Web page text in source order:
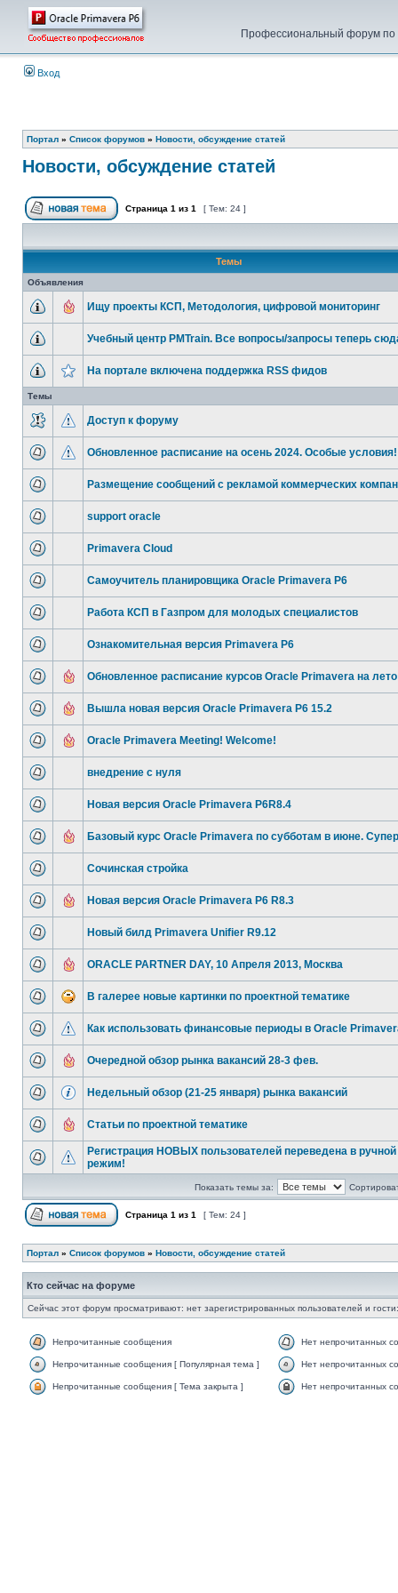
Профессиональный форум по
Вход
Портал » Список форумов » Новости, обсуждение статей
Новости, обсуждение статей
Страница 1 из 1 [ Тем: 24 ]
Темы
Объявления
Ищу проекты КСП, Методология, цифровой мониторинг
Учебный центр PMTrain. Все вопросы/запросы теперь
На портале включена поддержка RSS фидов
Темы
Доступ к форуму
Обновленное расписание на осень 2024. Особые условия!
Размещение сообщений с рекламой коммерческих
support oracle
Primavera Cloud
Самоучитель планировщика Oracle Primavera P6
Работа КСП в Газпром для молодых специалистов
Ознакомительная версия Primavera P6
Обновленное расписание курсов Oracle Primavera на
Вышла новая версия Oracle Primavera P6 15.2
Oracle Primavera Meeting! Welcome!
внедрение с нуля
Новая версия Oracle Primavera P6R8.4
Базовый курс Oracle Primavera по субботам в июне.
Сочинская стройка
Новая версия Oracle Primavera P6 R8.3
Новый билд Primavera Unifier R9.12
ORACLE PARTNER DAY, 10 Апреля 2013, Москва
В галерее новые картинки по проектной тематике
Как использовать финансовые периоды в Oracle
Очередной обзор рынка вакансий 28-3 фев.
Недельный обзор (21-25 января) рынка вакансий
Статьи по проектной тематике
Регистрация НОВЫХ пользователей переведена в ручной
режим!
Показать темы за:
Страница 1 из 1 [ Тем: 24 ]
Портал » Список форумов » Новости, обсуждение статей
Кто сейчас на форуме
Сейчас этот форум просматривают: нет зарегистрированных пользователей и
Непрочитанные сообщения Нет непрочитанных
Непрочитанные сообщения [ Популярная тема ] Нет непрочитанных
Непрочитанные сообщения [ Тема закрыта ] Нет непрочитанных